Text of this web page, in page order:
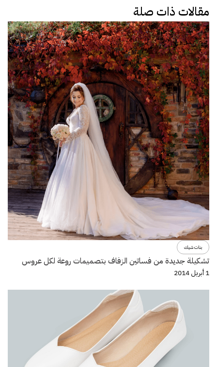
مقالات ذات صلة
بنات شيك
تشكيلة جديدة من فساتين الزفاف بتصميمات روعة لكل عروس
1 أبريل 2014